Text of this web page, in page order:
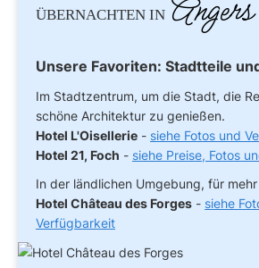
ÜBERNACHTEN IN Angers
Unsere Favoriten: Stadtteile
Im Stadtzentrum, um die Stadt, die
schöne Architektur zu genießen.
Hotel L'Oisellerie - siehe Fotos und
Hotel 21, Foch - siehe Preise, Fotos
In der ländlichen Umgebung, für mehr
Hotel Château des Forges - siehe
Verfügbarkeit